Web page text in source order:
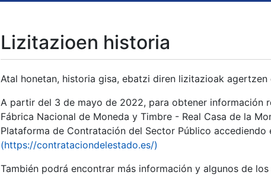
Erakutsi/Ezkutatu
Erakutsi/Ezkutatu
Erakutsi/Ezkutatu
Lizitazioen historia
Atal honetan, historia gisa, ebatzi diren lizitazioak
A partir del 3 de mayo de 2022, para obtener información
Fábrica Nacional de Moneda y Timbre - Real Casa de la
Plataforma de Contratación del Sector Público accediendo
(https://contrataciondelestado.es/)
También podrá encontrar más información y algunos de